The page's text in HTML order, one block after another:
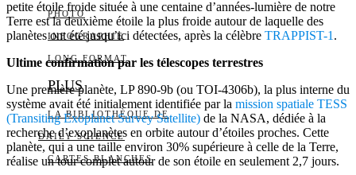
PHOTO
INFOGRAPHIE
LONG FORMAT
PLUS
LA BIBLIOTHÈQUE DE
DAILY SCIENCE
CARTES BLANCHES
petite étoile froide située à une centaine d’années-lumière de notre
Terre est la deuxième étoile la plus froide autour de laquelle des
planètes ont été jusqu’ici détectées, après la célèbre TRAPPIST-1 .
Ultime confirmation par les télescopes terrestres
Une première planète, LP 890-9b (ou TOI-4306b), la plus interne du
système avait été initialement identifiée par la mission spatiale TESS
(Transiting Exoplanet Survey Satellite) de la NASA, dédiée à la
recherche d’exoplanètes en orbite autour d’étoiles proches. Cette
planète, qui a une taille environ 30% supérieure à celle de la Terre,
réalise un tour complet autour de son étoile en seulement 2,7 jours.